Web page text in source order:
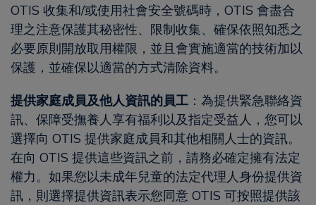
OTIS 收集和/或使用社會安全號碼時，OTIS 會盡合
理之注意保護其秘密性、限制收集、確保依照知悉之
必要原則開放取用權限，並且會實施適當的技術加以
保護，並確保以適當的方式清除資料。
提供家庭成員及他人資訊的員工 ：為提供緊急聯絡資
訊、保障受撫養人享有福利以及指定受益人，您可以
選擇向 OTIS 提供家庭成員和其他相關人士的資訊。
在向 OTIS 提供這些資訊之前，請務必確定擁有法定
權力。如果您以未成年兒童的法定代理人身份提供資
訊，則選擇提供資訊表示您同意 OTIS 可按照提供該